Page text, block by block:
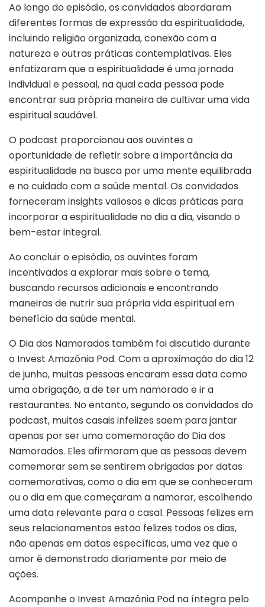
Ao longo do episódio, os convidados abordaram
diferentes formas de expressão da espiritualidade,
incluindo religião organizada, conexão com a
natureza e outras práticas contemplativas. Eles
enfatizaram que a espiritualidade é uma jornada
individual e pessoal, na qual cada pessoa pode
encontrar sua própria maneira de cultivar uma vida
espiritual saudável.
O podcast proporcionou aos ouvintes a
oportunidade de refletir sobre a importância da
espiritualidade na busca por uma mente equilibrada
e no cuidado com a saúde mental. Os convidados
forneceram insights valiosos e dicas práticas para
incorporar a espiritualidade no dia a dia, visando o
bem-estar integral.
Ao concluir o episódio, os ouvintes foram
incentivados a explorar mais sobre o tema,
buscando recursos adicionais e encontrando
maneiras de nutrir sua própria vida espiritual em
benefício da saúde mental.
O Dia dos Namorados também foi discutido durante
o Invest Amazônia Pod. Com a aproximação do dia 12
de junho, muitas pessoas encaram essa data como
uma obrigação, a de ter um namorado e ir a
restaurantes. No entanto, segundo os convidados do
podcast, muitos casais infelizes saem para jantar
apenas por ser uma comemoração do Dia dos
Namorados. Eles afirmaram que as pessoas devem
comemorar sem se sentirem obrigadas por datas
comemorativas, como o dia em que se conheceram
ou o dia em que começaram a namorar, escolhendo
uma data relevante para o casal. Pessoas felizes em
seus relacionamentos estão felizes todos os dias,
não apenas em datas específicas, uma vez que o
amor é demonstrado diariamente por meio de
ações.
Acompanhe o Invest Amazônia Pod na íntegra pelo